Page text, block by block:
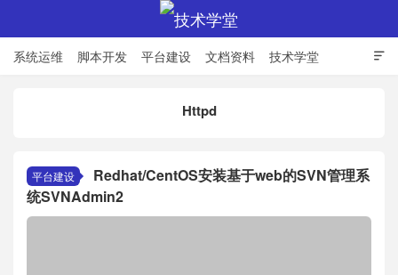

系统运维 脚本开发 平台建设 文档资料 技术学堂
Httpd
平台建设
Redhat/CentOS安装基于web的SVN管理系
统SVNAdmin2